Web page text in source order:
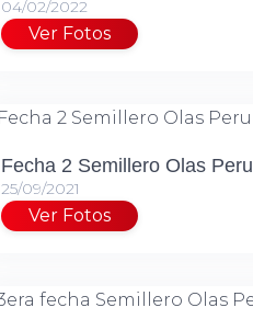
04/02/2022
Ver Fotos
Fecha 2 Semillero Olas Peru
25/09/2021
Ver Fotos